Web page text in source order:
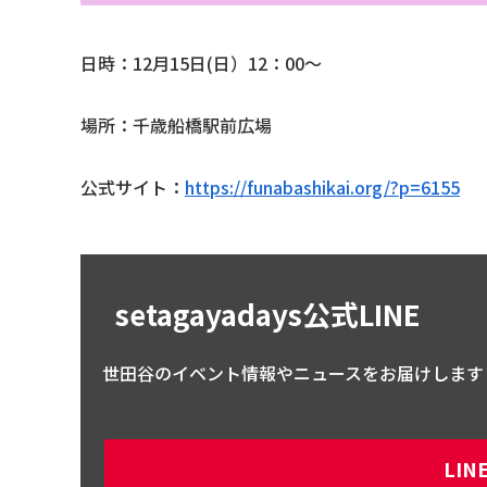
日時：12月15日(日）12：00～
場所：千歳船橋駅前広場
公式サイト： https://funabashikai.org/?p=6155
setagayadays公式LINE
世田谷のイベント情報やニュースをお届けします